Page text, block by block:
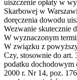
uiszczenie opłaty w
Skarbowej w
doręczenia dowodu
Wezwanie skutecznie
W wyznaczonym
W związku z
Czy, stosownie do art.
podatku
2000 r. Nr 14, poz.